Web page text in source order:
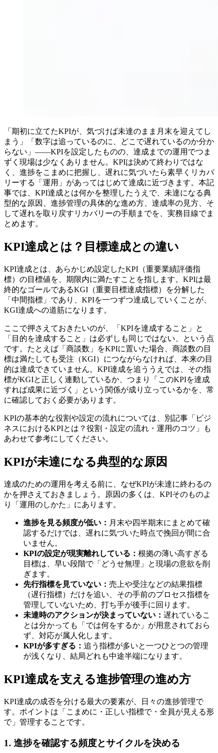
「期初に立てたKPIが、気づけば未達のまま月末を迎えてし
まう」「数字は追っているのに、どこで遅れているのか分か
らない」——KPIを設定したものの、達成までの運用でつま
ずく現場は少なくありません。KPIは決めて終わりではな
く、進捗をこまめに把握し、遅れに気づいたら素早くリカバ
リーする「運用」があってはじめて達成に近づきます。本記
事では、KPI達成とは何かを整理したうえで、未達になる典
型的な原因、進捗管理の具体的な進め方、達成率の見方、そ
して遅れを取り戻すリカバリーの手順までを、実務目線でま
とめます。
KPI達成とは？目標達成との違い
KPI達成とは、あらかじめ設定したKPI（重要業績評価指
標）の目標値を、期限内に満たすことを指します。KPIは最
終的なゴールであるKGI（重要目標達成指標）を分解した
「中間指標」であり、KPIを一つずつ達成していくことが、
KGI達成への道筋になります。
ここで押さえておきたいのが、「KPIを達成すること」と
「目的を達成すること」は必ずしも同じではない、という点
です。たとえば「商談数」をKPIに置いた場合、商談数の目
標は満たしても受注（KGI）につながらなければ、本来の目
的は達成できていません。KPI達成を追ううえでは、その指
標がKGIと正しく連動しているか、つまり「このKPIを達成
すれば成果に近づく」という関係が成り立っているかを、常
に確認しておく必要があります。
KPIの基本的な役割や設定の流れについては、別記事「ビジ
ネスにおけるKPIとは？役割・設定の流れ・運用のコツ」も
あわせて参考にしてください。
KPIが未達になる典型的な原因
達成のための運用を考える前に、なぜKPIが未達に終わるの
かを押さえておきましょう。原因の多くは、KPIそのものよ
り「運用のしかた」にあります。
進捗を見る頻度が低い： 月末や四半期末にまとめて確
認するだけでは、遅れに気づいた時点で挽回が間に合
いません。
KPIの設定が現実離れしている： 根拠の薄い高すぎる
目標は、早い段階で「どうせ無理」と現場の意欲を削
ぎます。
先行指標を見ていない： 売上や受注などの結果指標
（遅行指標）だけを追い、その手前のプロセス指標を
管理していないため、打ち手が後手に回ります。
未達時のアクションが決まっていない： 遅れているこ
とは分かっても「では何をするか」が用意されておら
ず、対応が属人化します。
KPIが多すぎる： 追う指標が多いと一つひとつの管理
が浅くなり、結局どれも中途半端になります。
KPI達成を支える進捗管理の進め方
KPI達成の成否を分ける最大の要素が、日々の進捗管理で
す。ポイントは「こまめに・正しい指標で・全員が見える形
で」管理することです。
1. 進捗を確認する頻度とサイクルを決める